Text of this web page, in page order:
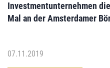
Investmentunternehmen
Mal an der Amsterdamer
07.11.2019